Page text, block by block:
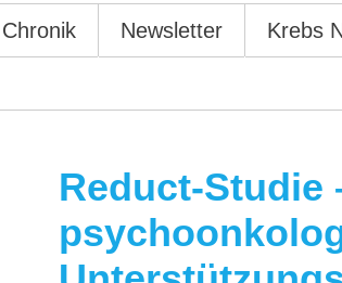
Chronik Newsletter Krebs
Reduct-Studie